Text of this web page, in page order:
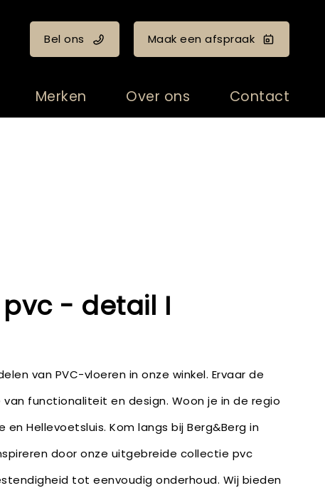
Bel ons Maak een afspraak
Merken Over ons Contact
- detail I
van PVC-vloeren in onze winkel. Ervaar de
functionaliteit en design. Woon je in de regio
en Hellevoetsluis. Kom langs bij Berg&Berg in
door onze uitgebreide collectie pvc
tot eenvoudig onderhoud. Wij bieden